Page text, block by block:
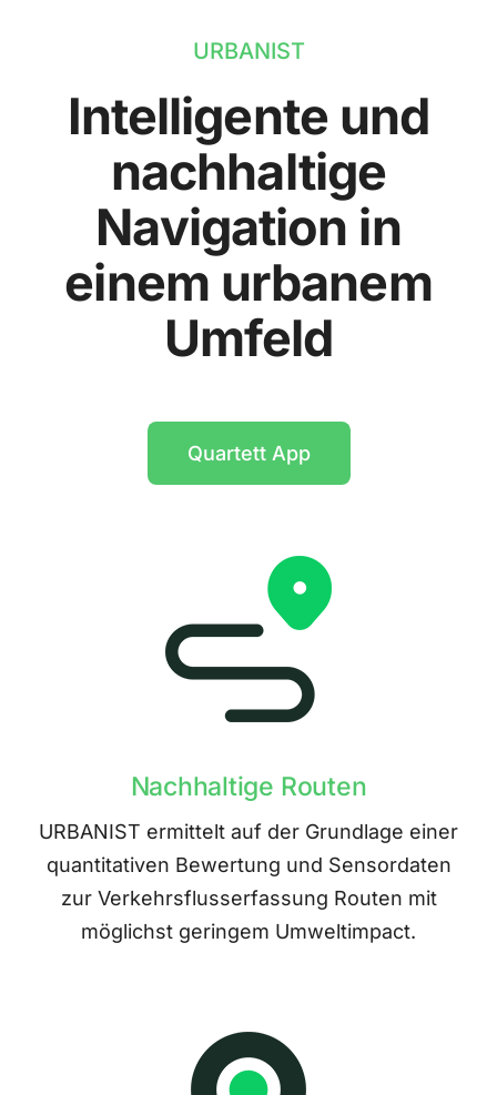
URBANIST
Intelligente und
nachhaltige
Navigation in
einem urbanem
Umfeld
Quartett App
Nachhaltige Routen
URBANIST ermittelt auf der Grundlage einer
quantitativen Bewertung und Sensordaten
zur Verkehrsflusserfassung Routen mit
möglichst geringem Umweltimpact.